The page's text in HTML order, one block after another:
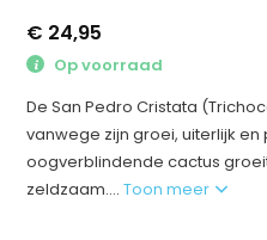
€ 24,95
Op voorraad
De San Pedro Cristata
vanwege zijn groei, uiterlijk
oogverblindende cactus
zeldzaam....Toon meer